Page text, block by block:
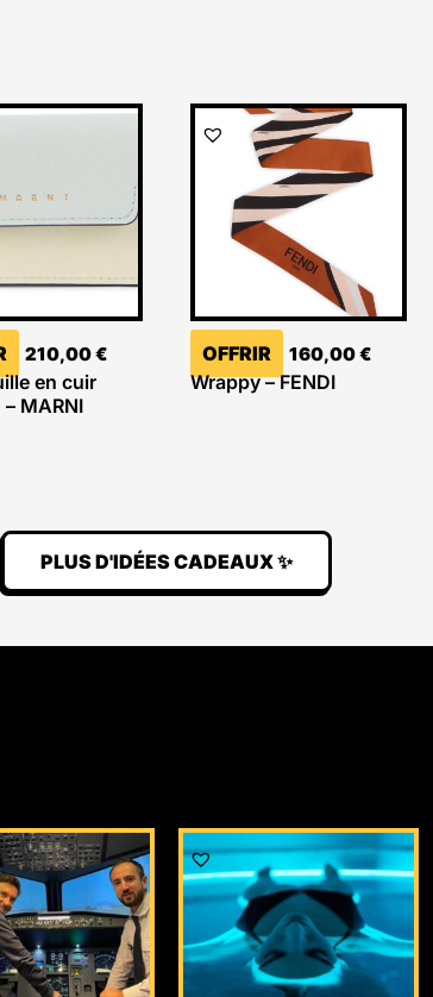
210,00€
en cuir
MARNI
OFFRIR 160,00€
Wrappy – FENDI
PLUS D'IDÉES CADEAUX ✨